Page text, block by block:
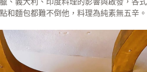
和麵包都難不倒他，料理為純素無五辛。